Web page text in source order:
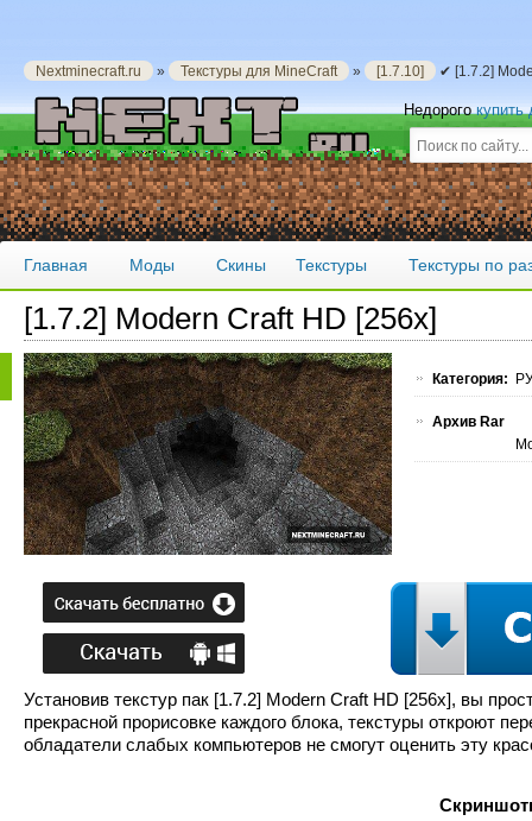
Nextminecraft.ru » Текстуры для MineCraft » [1.7.10] ✔ [1.7.2]
Недорогокупить
Главная Моды Скины Текстуры Текстуры по
[1.7.2] Modern Craft HD [256х]
Категория:
Архив Rar
Установив текстур пак [1.7.2] Modern Craft HD [256х], вы
прекрасной прорисовке каждого блока, текстуры откроют
обладатели слабых компьютеров не смогут оценить эту